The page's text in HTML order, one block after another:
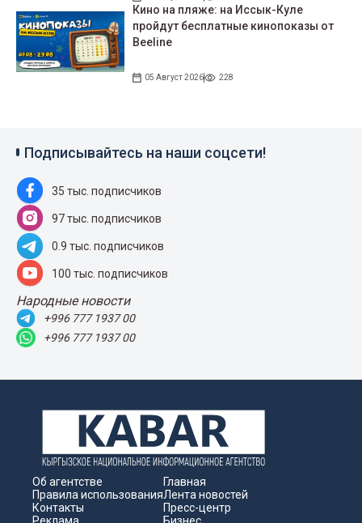
Кино на пляже: на Иссык-Куле
пройдут беcплатные кинопоказы от
Beeline
05 Август 2026 228
Подписывайтесь на наши соцсети!
35 тыс. подписчиков
97 тыс. подписчиков
0.9 тыс. подписчиков
100 тыс. подписчиков
Народные новости
+996 777 1937 00
+996 777 1937 00
Об агентстве
Правила использования
Контакты
Главная
Лента новостей
Пресс-центр